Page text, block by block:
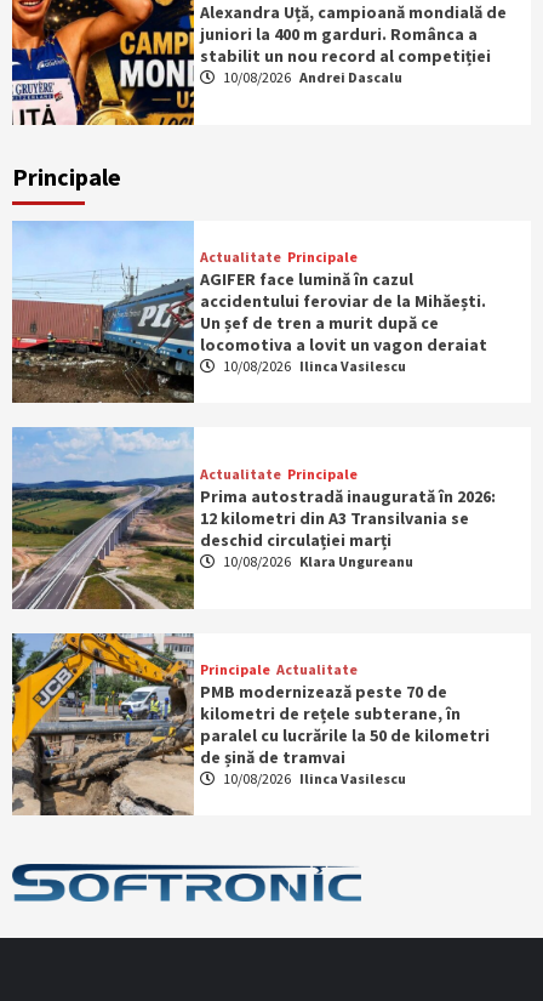
Alexandra Uță, campioană mondială de
juniori la 400 m garduri. Românca a
stabilit un nou record al competiției
10/08/2026 Andrei Dascalu
Principale
Actualitate Principale
AGIFER face lumină în cazul
accidentului feroviar de la Mihăești.
Un șef de tren a murit după ce
locomotiva a lovit un vagon deraiat
10/08/2026 Ilinca Vasilescu
Actualitate Principale
Prima autostradă inaugurată în 2026:
12 kilometri din A3 Transilvania se
deschid circulației marți
10/08/2026 Klara Ungureanu
Principale Actualitate
PMB modernizează peste 70 de
kilometri de rețele subterane, în
paralel cu lucrările la 50 de kilometri
de șină de tramvai
10/08/2026 Ilinca Vasilescu